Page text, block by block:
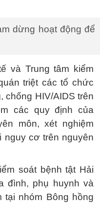
dừng hoạt động để
và Trung tâm kiểm
triệt các tổ chức
chống HIV/AIDS trên
các quy định của
môn, xét nghiệm
cơ trên nguyên
soát bệnh tật Hải
đình, phụ huynh và
tại nhóm Bông hồng